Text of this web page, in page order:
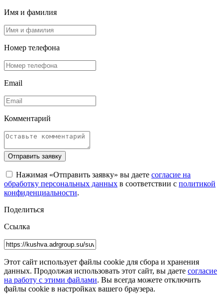
Имя и фамилия
Номер телефона
Email
Комментарий
Отправить заявку
Нажимая «Отправить заявку» вы даете согласие на
обработку персональных данных в соответствии с политикой
конфиденциальности.
Поделиться
Ссылка
Этот сайт использует файлы cookie для сбора и хранения
данных. Продолжая использовать этот сайт, вы даете согласие
на работу с этими файлами. Вы всегда можете отключить
файлы cookie в настройках вашего браузера.